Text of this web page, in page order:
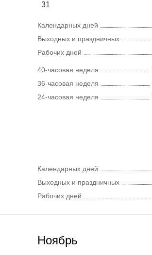
31
Календарных дней
Выходных и праздничных
Рабочих дней
40-часовая неделя
36-часовая неделя
24-часовая неделя
Календарных дней
Выходных и праздничных
Рабочих дней
Ноябрь